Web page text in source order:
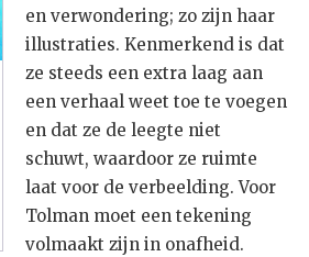
en verwondering; zo zijn haar
illustraties. Kenmerkend is dat
ze steeds een extra laag aan
een verhaal weet toe te voegen
en dat ze de leegte niet
schuwt, waardoor ze ruimte
laat voor de verbeelding. Voor
Tolman moet een tekening
volmaakt zijn in onafheid.